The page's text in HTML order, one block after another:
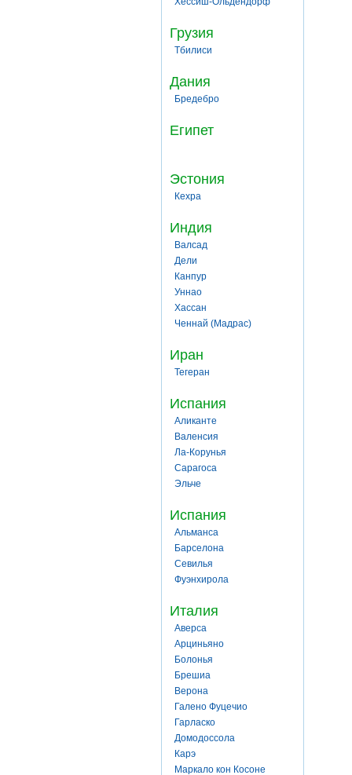
Грузия
Тбилиси
Дания
Бредебро
Египет
Эстония
Кехра
Индия
Валсад
Дели
Канпур
Уннао
Хассан
Ченнай (Мадрас)
Иран
Тегеран
Испания
Аликанте
Валенсия
Ла-Корунья
Сарагоса
Эльче
Испания
Альманса
Барселона
Севилья
Фуэнхирола
Италия
Аверса
Арциньяно
Болонья
Брешиа
Верона
Галено Фуцечио
Гарласко
Домодоссола
Карэ
Маркало кон Косоне